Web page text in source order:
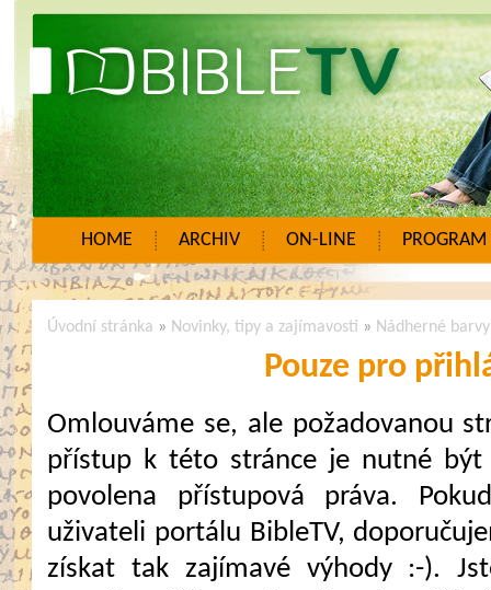
HOME ARCHIV ON-LINE PROGRAM
Úvodní stránka » Novinky, tipy a zajímavosti » Nádherné
Pouze pro
Omlouváme se, ale požadovanou
přístup k této stránce je nutné
povolena přístupová práva.
uživateli portálu BibleTV,
získat tak zajímavé výhody :-).